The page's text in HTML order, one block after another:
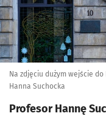
Na zdjęciu dużym wejście
Hanna Suchocka
Profesor Hannę